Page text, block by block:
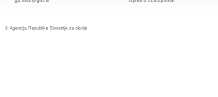
© Agencija Republike Slovenije za okolje